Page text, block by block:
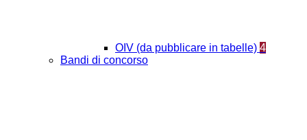
OIV (da pubblicare in tabelle) 4
Bandi di concorso